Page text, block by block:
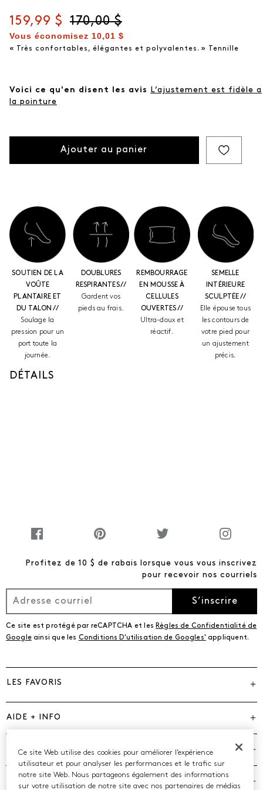
Prix actuel
159,99 $ Prix d'origine
170,00 $
Vous économisez 10,01 $
« Très confortables, élégantes et polyvalentes. » Tennille
Voici ce qu'en disent les avis
L’ajustement est fidèle a
la pointure
Ajouter au panier
SOUTIEN DE LA
VOÛTE
PLANTAIRE ET
DU TALON //
Soulage la
pression pour un
port toute la
journée.
DOUBLURES
RESPIRANTES //
Gardent vos
pieds au frais.
REMBOURRAGE
EN MOUSSE À
CELLULES
OUVERTES //
Ultra-doux et
réactif.
SEMELLE
INTÉRIEURE
SCULPTÉE //
Elle épouse tous
les contours de
votre pied pour
un ajustement
précis.
DÉTAILS
Profitez de 10 $ de rabais lorsque vous vous inscrivez
pour recevoir nos courriels
S’inscrire
Ce site est protégé par reCAPTCHA et les Règles de Confidentialité de
Googleainsi que les Conditions D'utilisation de Googles' appliquent.
LES FAVORIS
AIDE + INFO
MARQUES
Ce site Web utilise des cookies pour améliorer l’expérience
utilisateur et pour analyser les performances et le trafic sur
notre site Web. Nous partageons également des informations
sur votre utilisation de notre site avec nos partenaires de médias